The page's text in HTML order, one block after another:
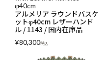
φ40cm
アルメリア ラウンドバスケ
ットφ40cm レザーハンド
ル / 1143 / 国内在庫品
¥80,300税込